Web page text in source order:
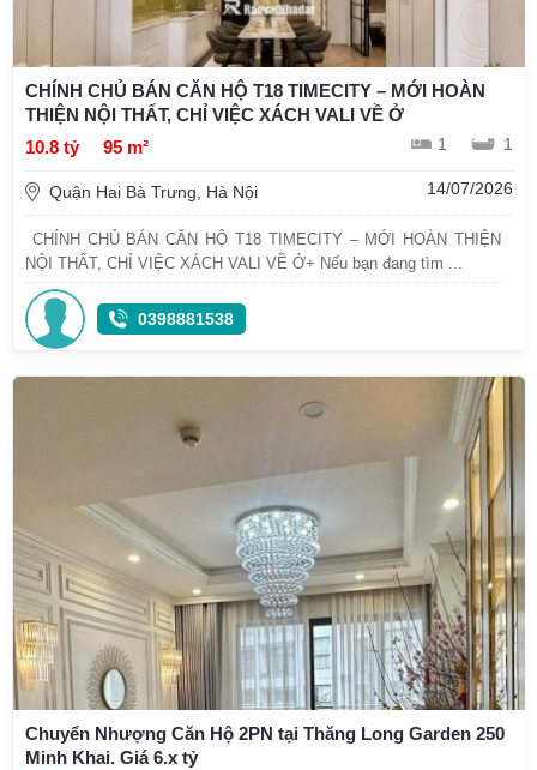
CHÍNH CHỦ BÁN CĂN HỘ T18 TIMECITY – MỚI HOÀN
THIỆN NỘI THẤT, CHỈ VIỆC XÁCH VALI VỀ Ở
10.8 tỷ
95 m² 1 1
Quận Hai Bà Trưng, Hà Nội 14/07/2026
CHÍNH CHỦ BÁN CĂN HỘ T18 TIMECITY – MỚI HOÀN THIỆN
NỘI THẤT, CHỈ VIỆC XÁCH VALI VỀ Ở+ Nếu bạn đang tìm ...
0398881538
Chuyển Nhượng Căn Hộ 2PN tại Thăng Long Garden 250
Minh Khai. Giá 6.x tỷ